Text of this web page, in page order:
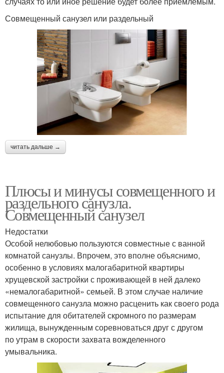
Совмещенный санузел или раздельный
читать дальше →
Плюсы и минусы совмещенного и
раздельного санузла.
Совмещенный санузел
Недостатки
Особой нелюбовью пользуются совместные с ванной
комнатой санузлы. Впрочем, это вполне объяснимо,
особенно в условиях малогабаритной квартиры
хрущевской застройки с проживающей в ней далеко
«немалогабаритной» семьей. В этом случае наличие
совмещенного санузла можно расценить как своего рода
испытание для обитателей скромного по размерам
жилища, вынужденным соревноваться друг с другом
по утрам в скорости захвата вожделенного
умывальника.